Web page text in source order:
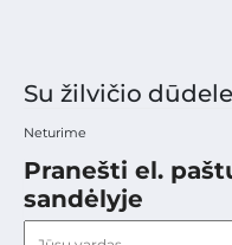
Su žilvičio
Neturime
Pranešti el.
sandėlyje